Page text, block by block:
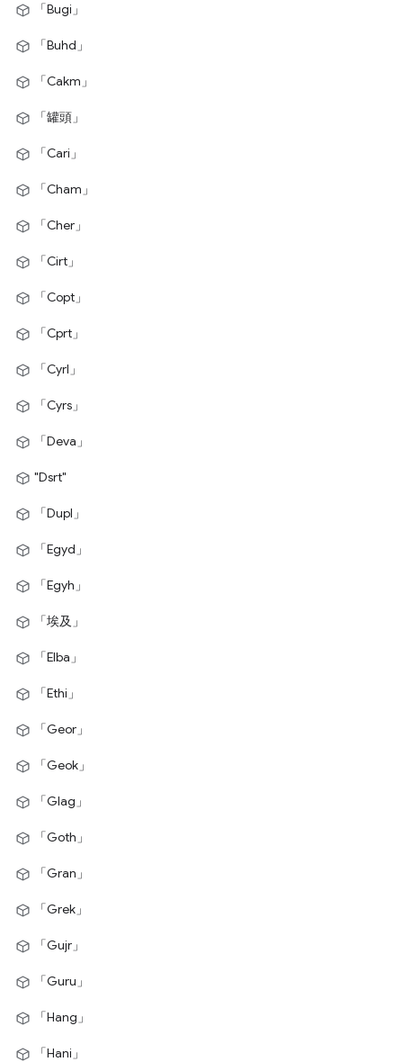
「Bugi」
「Buhd」
「Cakm」
「罐頭」
「Cari」
「Cham」
「Cher」
「Cirt」
「Copt」
「Cprt」
「Cyrl」
「Cyrs」
「Deva」
"Dsrt"
「Dupl」
「Egyd」
「Egyh」
「埃及」
「Elba」
「Ethi」
「Geor」
「Geok」
「Glag」
「Goth」
「Gran」
「Grek」
「Gujr」
「Guru」
「Hang」
「Hani」